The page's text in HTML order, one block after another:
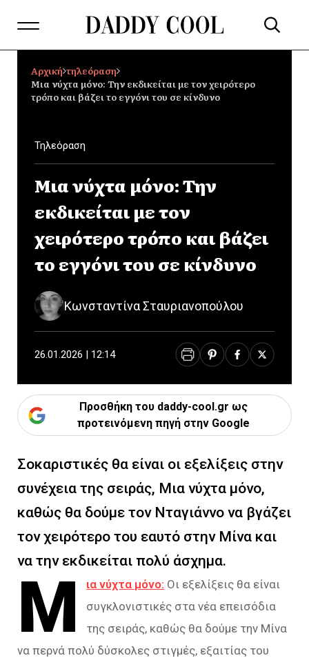
Αρχική τηλεόραση
Μια νύχτα μόνο: Την εκδικείται με τον χειρότερο
τρόπο και βάζει το εγγόνι του σε κίνδυνο
Τηλεόραση
Μια νύχτα μόνο: Την
εκδικείται με τον
χειρότερο τρόπο και βάζει
το εγγόνι του σε κίνδυνο
Κωνσταντίνα Σταυριανοπούλου
26.01.2026 | 12:14
Προσθήκη του daddy-cool.gr ως
προτεινόμενη πηγή στην Google
Σοκαριστικές θα είναι οι εξελίξεις στην
συνέχεια της σειράς, Μια νύχτα μόνο,
καθώς θα δούμε τον Νταγιάννο να βγάζει
τον χειρότερο του εαυτό στην Μίνα και
να την εκδικείται πολύ άσχημα.
Μ ια νύχτα μόνο: Οι εξελίξεις θα είναι
συγκλονιστικές στα νέα επεισόδια
της σειράς, καθώς θα δούμε την Μίνα
να περνά πολύ δύσκολες στιγμές, εξαιτίας του